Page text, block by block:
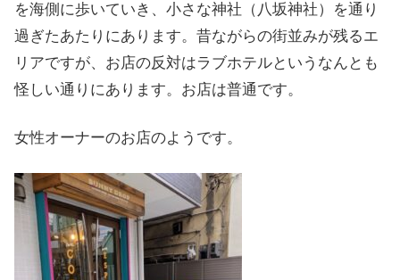
を海側に歩いていき、小さな神社（八坂神社）を通り
過ぎたあたりにあります。昔ながらの街並みが残るエ
リアですが、お店の反対はラブホテルというなんとも
怪しい通りにあります。お店は普通です。
女性オーナーのお店のようです。